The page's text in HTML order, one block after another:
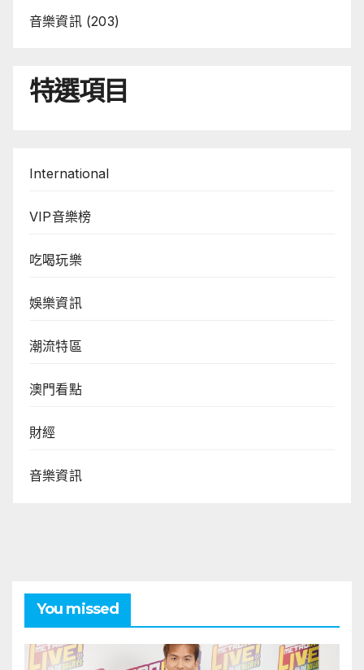
音樂資訊(203)
特選項目
International
VIP音樂榜
吃喝玩樂
娛樂資訊
潮流特區
澳門看點
財經
音樂資訊
You missed